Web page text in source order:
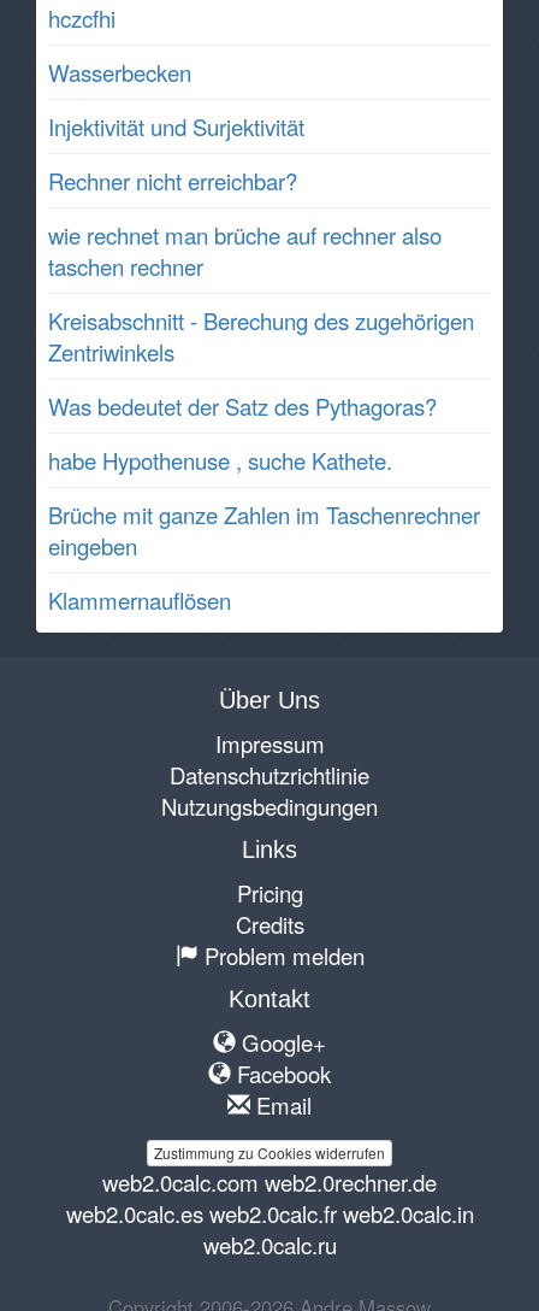
hczcfhi
Wasserbecken
Injektivität und Surjektivität
Rechner nicht erreichbar?
wie rechnet man brüche auf rechner also
taschen rechner
Kreisabschnitt - Berechung des zugehörigen
Zentriwinkels
Was bedeutet der Satz des Pythagoras?
habe Hypothenuse , suche Kathete.
Brüche mit ganze Zahlen im Taschenrechner
eingeben
Klammernauflösen
Über Uns
Impressum
Datenschutzrichtlinie
Nutzungsbedingungen
Links
Pricing
Credits
Problem melden
Kontakt
Google+
Facebook
Email
Zustimmung zu Cookies widerrufen
web2.0calc.com web2.0rechner.de
web2.0calc.es web2.0calc.fr web2.0calc.in
web2.0calc.ru